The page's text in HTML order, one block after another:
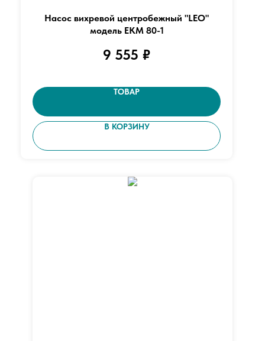
Насос вихревой центробежный "LEO"
модель ЕKM 80-1
9 555 ₽
ТОВАР
В КОРЗИНУ